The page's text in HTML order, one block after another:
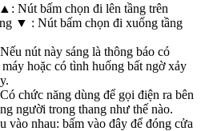
Nút bấm chọn đi lên tầng trên
▼ : Nút bấm chọn đi xuống tầng
nút này sáng là thông báo có
hoặc có tình huống bất ngờ xảy
chức năng dùng để gọi điện ra bên
người trong thang như thế nào.
vào nhau: bấm vào đây để đóng cửa